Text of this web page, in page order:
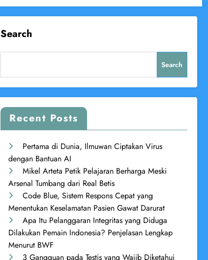
Search
Search
Recent Posts
Pertama di Dunia, Ilmuwan Ciptakan Virus
dengan Bantuan AI
Mikel Arteta Petik Pelajaran Berharga Meski
Arsenal Tumbang dari Real Betis
Code Blue, Sistem Respons Cepat yang
Menentukan Keselamatan Pasien Gawat Darurat
Apa Itu Pelanggaran Integritas yang Diduga
Dilakukan Pemain Indonesia? Penjelasan Lengkap
Menurut BWF
3 Gangguan pada Testis yang Wajib Diketahui